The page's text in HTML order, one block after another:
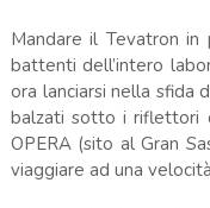
Mandare il Tevatron in
battenti dell’intero
ora lanciarsi nella sfida
balzati sotto i riflettori
OPERA (sito al Gran
viaggiare ad una